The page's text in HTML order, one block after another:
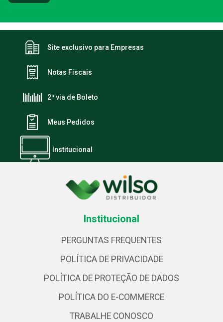
Site exclusivo para Empresas
Notas Fiscais
2ª via de Boleto
Meus Pedidos
Institucional
Institucional
PERGUNTAS FREQUENTES
POLÍTICA DE PRIVACIDADE
POLÍTICA DE PROTEÇÃO DE DADOS
POLÍTICA DO E-COMMERCE
TRABALHE CONOSCO